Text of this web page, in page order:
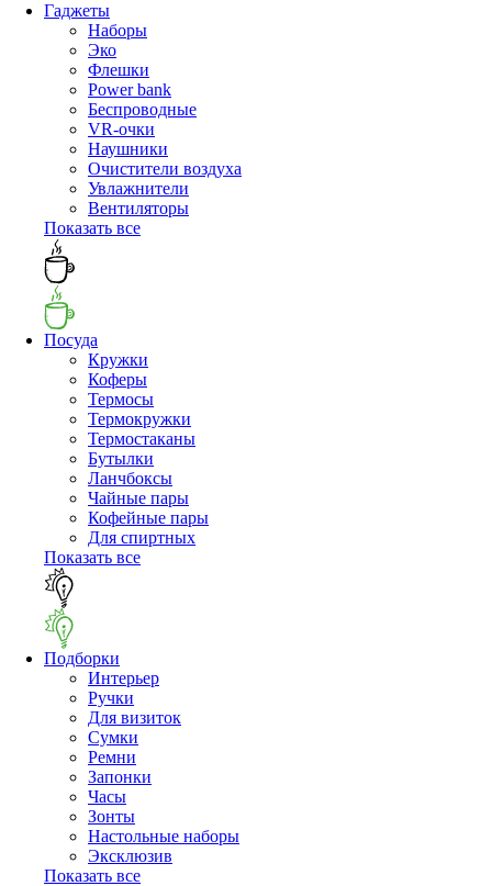
Гаджеты
Наборы
Эко
Флешки
Power bank
Беспроводные
VR-очки
Наушники
Очистители воздуха
Увлажнители
Вентиляторы
Показать все
Посуда
Кружки
Коферы
Термосы
Термокружки
Термостаканы
Бутылки
Ланчбоксы
Чайные пары
Кофейные пары
Для спиртных
Показать все
Подборки
Интерьер
Ручки
Для визиток
Сумки
Ремни
Запонки
Часы
Зонты
Настольные наборы
Эксклюзив
Показать все